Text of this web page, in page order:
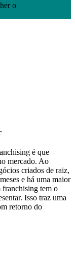
o
é que
mercado. Ao
criados de raiz,
e há uma maior
franchising tem o
Isso traz uma
retorno do